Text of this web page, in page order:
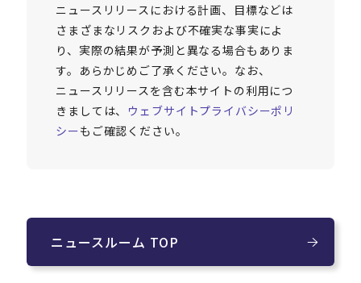
ニュースリリースにおける計画、目標などは
さまざまなリスクおよび不確実な事実によ
り、実際の結果が予測と異なる場合もありま
す。あらかじめご了承ください。なお、
ニュースリリースを含む本サイトの利用につ
きましては、 ウェブサイトプライバシーポリ
シーもご確認ください。
ニュースルーム TOP